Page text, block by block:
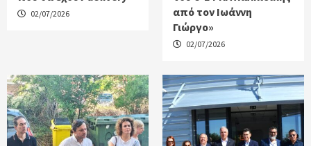
02/07/2026
από τον Ιωάννη
Γιώργο»
02/07/2026